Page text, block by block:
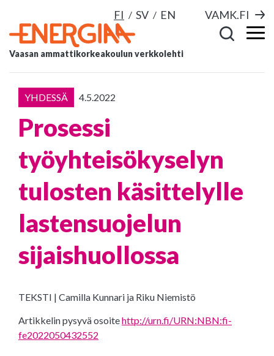
FI SV EN VAMK.FI
Vaasan ammattikorkeakoulun verkkolehti
YHDESSÄ 4.5.2022
Prosessi
työyhteisökyselyn
tulosten käsittelylle
lastensuojelun
sijaishuollossa
TEKSTI | Camilla Kunnari ja Riku Niemistö
Artikkelin pysyvä osoitehttp://urn.fi/URN:NBN:fi-
fe2022050432552